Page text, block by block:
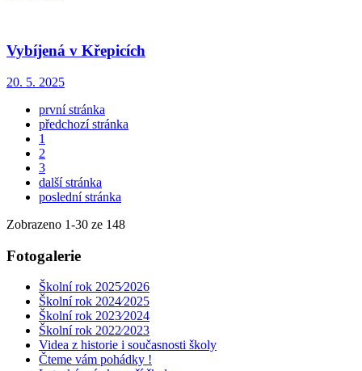
Vybíjená v Křepicích
20. 5. 2025
první stránka
předchozí stránka
1
2
3
další stránka
poslední stránka
Zobrazeno 1-30 ze 148
Fotogalerie
Školní rok 2025⁄2026
Školní rok 2024⁄2025
Školní rok 2023⁄2024
Školní rok 2022⁄2023
Videa z historie i současnosti školy
Čteme vám pohádky !